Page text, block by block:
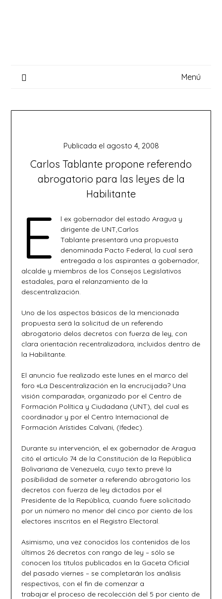
Menú
Carlos Tablante propone referendo
abrogatorio para las leyes de la
Habilitante
Publicada el agosto 4, 2008
E
l ex gobernador del estado Aragua y
dirigente de UNT,Carlos
Tablante presentará una propuesta
denominada Pacto Federal, la cual será
entregada a los aspirantes a gobernador,
alcalde y miembros de los Consejos Legislativos
estadales, para el relanzamiento de la
descentralización.
Uno de los aspectos básicos de la mencionada
propuesta será la solicitud de un referendo
abrogatorio delos decretos con fuerza de ley, con
clara orientación recentralizadora, incluidos dentro de
la Habilitante.
El anuncio fue realizado este lunes en el marco del
foro «La Descentralización en la encrucijada? Una
visión comparada», organizado por el Centro de
Formación Política y Ciudadana (UNT), del cual es
coordinador y por el Centro Internacional de
Formación Arístides Calvani, (Ifedec).
Durante su intervención, el ex gobernador de Aragua
citó el artículo 74 de la Constitución de la República
Bolivariana de Venezuela, cuyo texto prevé la
posibilidad de someter a referendo abrogatorio los
decretos con fuerza de ley dictados por el
Presidente de la República, cuando fuere solicitado
por un número no menor del cinco por ciento de los
electores inscritos en el Registro Electoral.
Asimismo, una vez conocidos los contenidos de los
últimos 26 decretos con rango de ley – sólo se
conocen los títulos publicados en la Gaceta Oficial
del pasado viernes – se completarán los análisis
respectivos, con el fin de comenzar a
trabajar el proceso de recolección del 5 por ciento de